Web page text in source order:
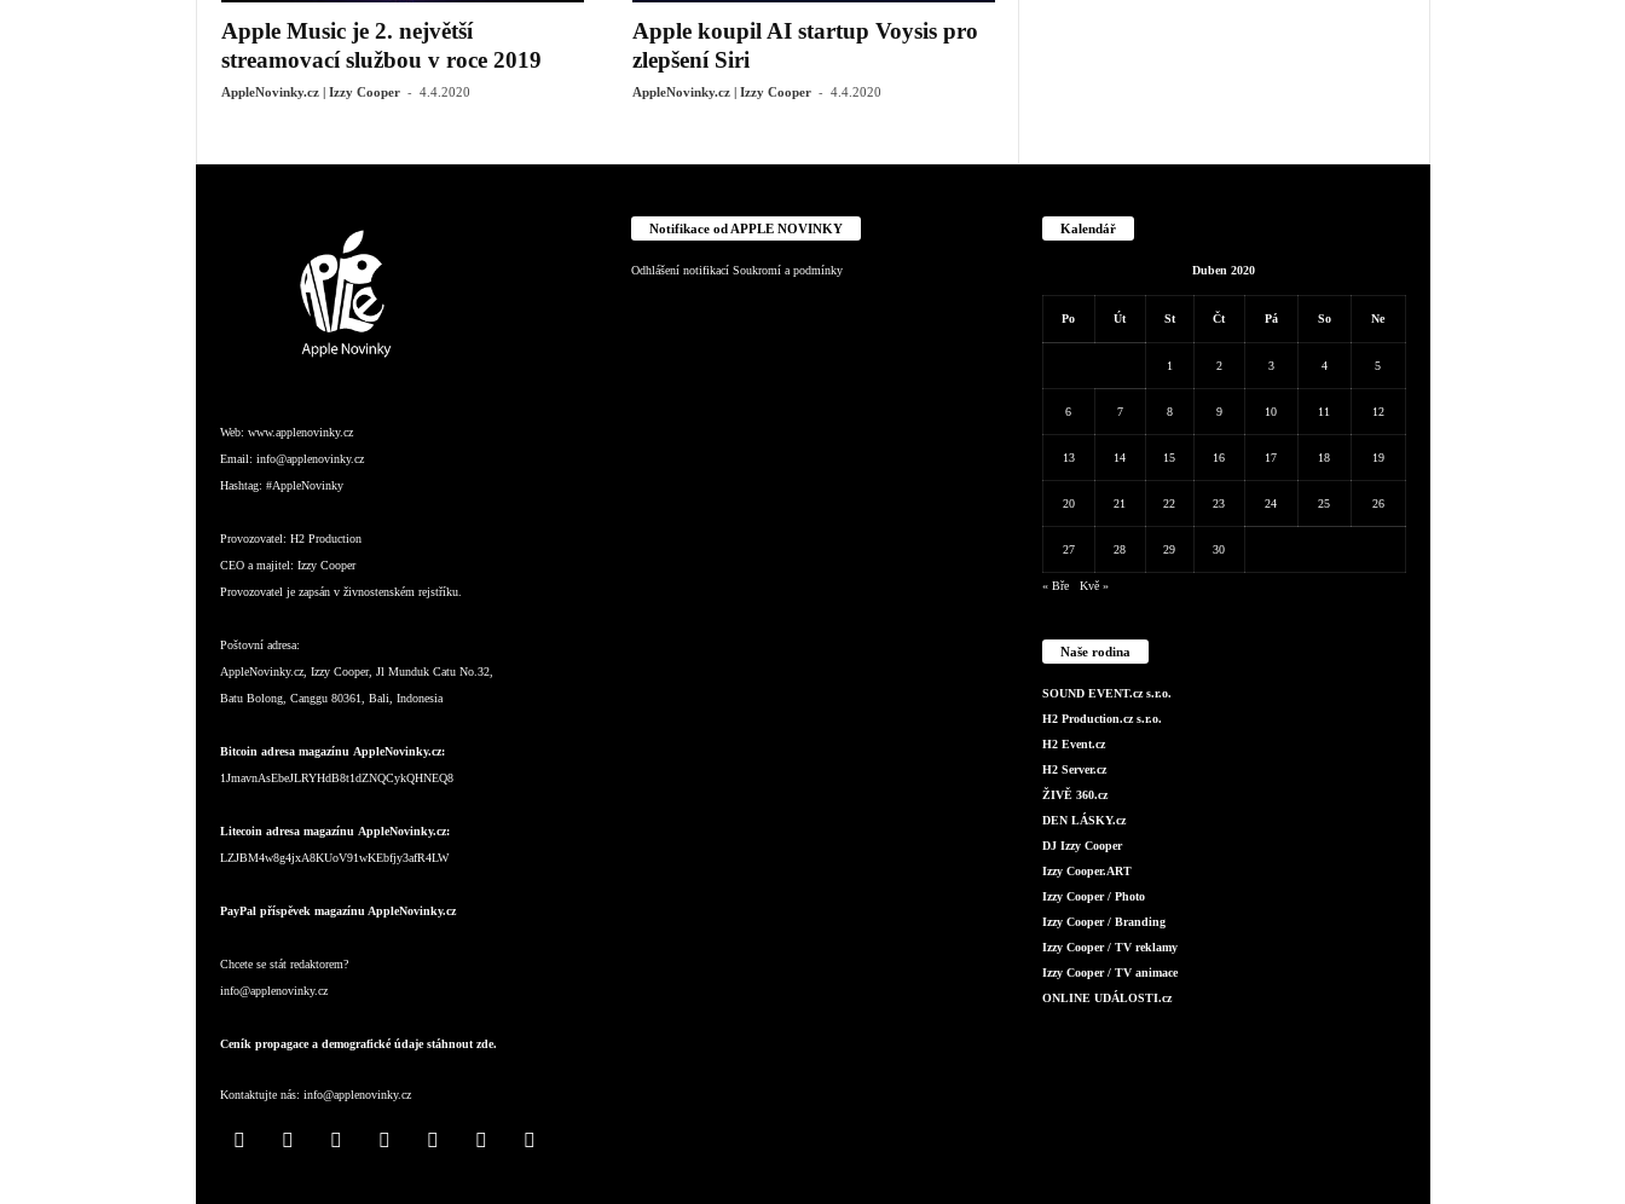
Apple Music je 2. největší
streamovací službou v roce 2019
AppleNovinky.cz | Izzy Cooper - 4.4.2020
Apple koupil AI startup Voysis pro
zlepšení Siri
AppleNovinky.cz | Izzy Cooper - 4.4.2020
Web: www.applenovinky.cz
Email: info@applenovinky.cz
Hashtag: #AppleNovinky
Provozovatel: H2 Production
CEO a majitel: Izzy Cooper
Provozovatel je zapsán v živnostenském rejstříku.
Poštovní adresa:
AppleNovinky.cz, Izzy Cooper, Jl Munduk Catu No.32,
Batu Bolong, Canggu 80361, Bali, Indonesia
Bitcoin adresa magazínu AppleNovinky.cz:
1JmavnAsEbeJLRYHdB8t1dZNQCykQHNEQ8
Litecoin adresa magazínu AppleNovinky.cz:
LZJBM4w8g4jxA8KUoV91wKEbfjy3afR4LW
PayPal příspěvek magazínu AppleNovinky.cz
Chcete se stát redaktorem?
info@applenovinky.cz
Ceník propagace a demografické údaje stáhnout zde.
Kontaktujte nás: info@applenovinky.cz
Notifikace od APPLE NOVINKY
Odhlášení notifikací Soukromí a podmínky
Kalendář
Duben 2020
Po Út St Čt Pá So Ne
1 2 3 4 5
6 7 8 9 10 11 12
13 14 15 16 17 18 19
20 21 22 23 24 25 26
27 28 29 30
« Bře Kvě »
Naše rodina
SOUND EVENT.cz s.r.o.
H2 Production.cz s.r.o.
H2 Event.cz
H2 Server.cz
ŽIVĚ 360.cz
DEN LÁSKY.cz
DJ Izzy Cooper
Izzy Cooper.ART
Izzy Cooper / Photo
Izzy Cooper / Branding
Izzy Cooper / TV reklamy
Izzy Cooper / TV animace
ONLINE UDÁLOSTI.cz